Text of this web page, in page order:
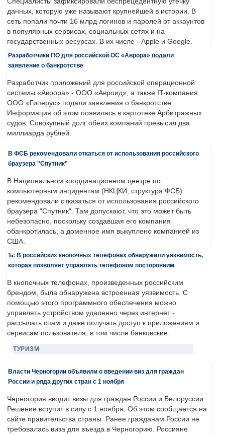
данных, которую уже называют крупнейшей в истории. В
сеть попали почти 16 млрд логинов и паролей от аккаунтов
в популярных сервисах, социальных сетях и на
государственных ресурсах. В их числе - Apple и Google.
Разработчики ПО для российской ОС «Аврора» подали
заявление о банкротстве
Разработчик приложений для российской операционной
системы «Аврора» - ООО «Авроид», а также IT-компания
ООО «Гиперус» подали заявления о банкротстве.
Информация об этом появилась в картотеке Арбитражных
судов. Совокупный долг обеих компаний превысил два
миллиарда рублей.
В ФСБ рекомендовали откаться от использования российского
браузера "Спутник"
В Национальном координационном центре по
компьютерным инцидентам (НКЦКИ, структура ФСБ)
рекомендовали отказаться от использования российского
браузера "Спутник". Там допускают, что это может быть
небезопасно, поскольку создавшая его компания
обанкротилась, а доменное имя выкуплено компанией из
США.
Ъ: В российских кнопочных телефонах обнаружили уязвимость,
которая позволяет управлять телефоном посторонним
В кнопочных телефонах, произведенных российским
брендом, была обнаружена встроенная уязвимость. С
помощью этого программного обеспечения можно
управлять устройством удаленно через интернет -
рассылать спам и даже получать доступ к приложениям и
сервисам пользователя, в том числе банковские.
ТУРИЗМ
Власти Черногории объявили о введении виз для граждан
России и ряда других стран с 1 ноября
Черногория вводит визы для граждан России и Белоруссии.
Решение вступит в силу с 1 ноября. Об этом сообщается на
сайте правительства страны. Ранее гражданам России не
требовалась виза для въезда в Черногорию. Россияне